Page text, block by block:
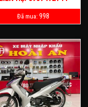
Đã mua: 998